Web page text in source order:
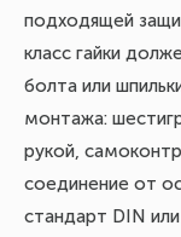
подходящей
класс гайки
болта или
монтажа:
рукой,
соединение от
стандарт DIN